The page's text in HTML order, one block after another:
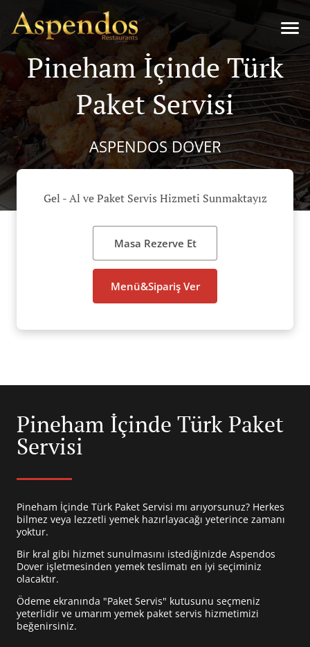
Pineham İçinde Türk
Paket Servisi
ASPENDOS DOVER
Gel - Al ve Paket Servis Hizmeti Sunmaktayız
Masa Rezerve Et
Menü&Sipariş Ver
Pineham İçinde Türk Paket
Servisi
Pineham İçinde Türk Paket Servisi mı arıyorsunuz? Herkes
bilmez veya lezzetli yemek hazırlayacağı yeterince zamanı
yoktur.
Bir kral gibi hizmet sunulmasını istediğinizde Aspendos
Dover işletmesinden yemek teslimatı en iyi seçiminiz
olacaktır.
Ödeme ekranında "Paket Servis" kutusunu seçmeniz
yeterlidir ve umarım yemek paket servis hizmetimizi
beğenirsiniz.